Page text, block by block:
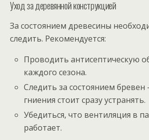
Уход за деревянной конструкцией
За состоянием древесины
следить. Рекомендуется:
Проводить антисептическую
каждого сезона.
Следить за состоянием
гниения стоит сразу устранять.
Убедиться, что вентиляция в
работает.